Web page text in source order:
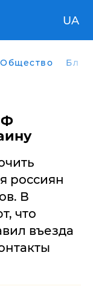
UA
Общество
россиян
В
что
въезда